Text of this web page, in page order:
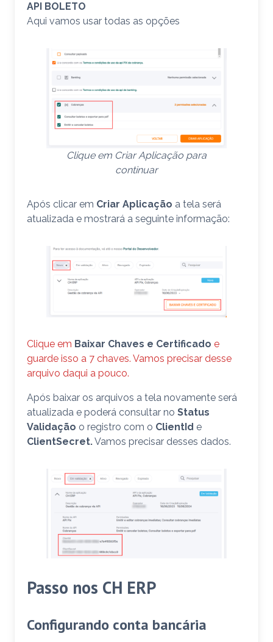
API BOLETO
Aqui vamos usar todas as opções
Clique em Criar Aplicação para
continuar
Após clicar em Criar Aplicação a tela será
atualizada e mostrará a seguinte informação:
Clique em Baixar Chaves e Certificado e
guarde isso a 7 chaves. Vamos precisar desse
arquivo daqui a pouco.
Após baixar os arquivos a tela novamente será
atualizada e poderá consultar no Status
Validação o registro com o ClientId e
ClientSecret.Vamos precisar desses dados.
Passo nos CH ERP
Configurando conta bancária